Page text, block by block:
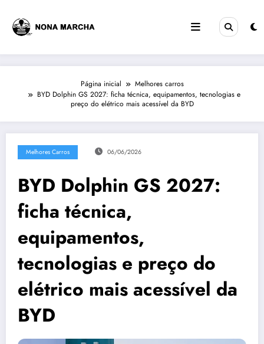
conteúdo
Página inicial
Melhores carros
BYD Dolphin GS 2027: ficha técnica, equipamentos, tecnologias e
preço do elétrico mais acessível da BYD
Melhores Carros 06/06/2026
BYD Dolphin GS 2027:
ficha técnica,
equipamentos,
tecnologias e preço do
elétrico mais acessível da
BYD